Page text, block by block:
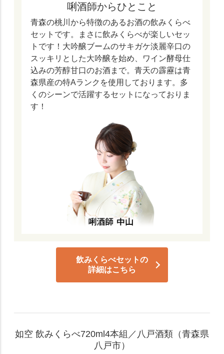
唎酒師からひとこと
青森の桃川から特徴のあるお酒の飲みくらべ
セットです。まさに飲みくらべが楽しいセッ
トです！大吟醸ブームのサキガケ淡麗辛口の
スッキリとした大吟醸を始め、ワイン酵母仕
込みの芳醇甘口のお酒まで。青天の霹靂は青
森県産の特Aランクを使用しております。多
くのシーンで活躍するセットになっておりま
す！
飲みくらべセットの
詳細はこちら
如空 飲みくらべ720ml4本組／八戸酒類（青森県
八戸市）